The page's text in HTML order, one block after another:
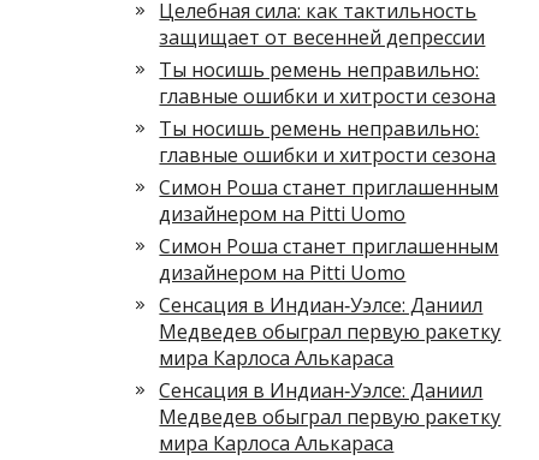
Целебная сила: как тактильность
защищает от весенней депрессии
Ты носишь ремень неправильно:
главные ошибки и хитрости сезона
Ты носишь ремень неправильно:
главные ошибки и хитрости сезона
Симон Роша станет приглашенным
дизайнером на Pitti Uomo
Симон Роша станет приглашенным
дизайнером на Pitti Uomo
Сенсация в Индиан‑Уэлсе: Даниил
Медведев обыграл первую ракетку
мира Карлоса Алькараса
Сенсация в Индиан‑Уэлсе: Даниил
Медведев обыграл первую ракетку
мира Карлоса Алькараса